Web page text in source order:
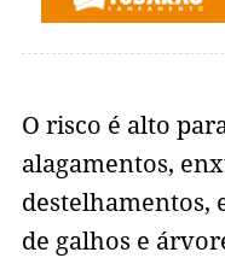
O risco é alto
alagamentos,
destelhamentos,
de galhos e